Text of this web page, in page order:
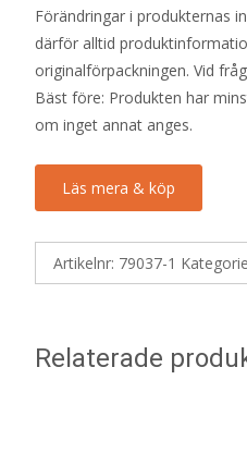
Förändringar i produkternas
därför alltid
originalförpackningen. Vid
Bäst före: Produkten har
om inget annat anges.
Läs mera & köp
Artikelnr: 79037-1
Relaterade